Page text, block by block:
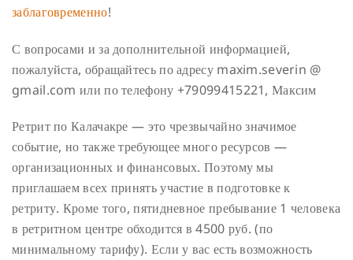
заблаговременно!
С вопросами и за дополнительной информацией,
пожалуйста, обращайтесь по адресу maxim.severin @
gmail.com или по телефону +79099415221, Максим
Ретрит по Калачакре — это чрезвычайно значимое
событие, но также требующее много ресурсов —
организационных и финансовых. Поэтому мы
приглашаем всех принять участие в подготовке к
ретриту. Кроме того, пятидневное пребывание 1 человека
в ретритном центре обходится в 4500 руб. (по
минимальному тарифу). Если у вас есть возможность